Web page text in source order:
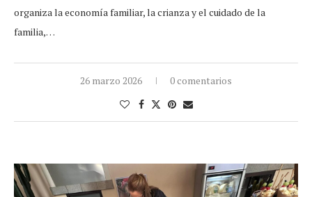
organiza la economía familiar, la crianza y el cuidado de la
familia,…
26 marzo 2026 0 comentarios